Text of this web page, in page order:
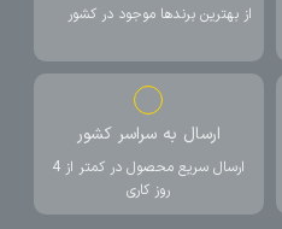
از بهترین برندها موجود در کشور
ارسال به سراسر کشور
ارسال سریع محصول در کمتر از 4
روز کاری